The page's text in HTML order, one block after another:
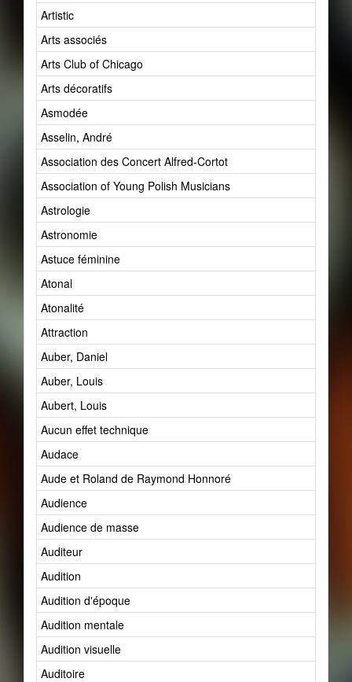
Artistic
Arts associés
Arts Club of Chicago
Arts décoratifs
Asmodée
Asselin, André
Association des Concert Alfred-Cortot
Association of Young Polish Musicians
Astrologie
Astronomie
Astuce féminine
Atonal
Atonalité
Attraction
Auber, Daniel
Auber, Louis
Aubert, Louis
Aucun effet technique
Audace
Aude et Roland de Raymond Honnoré
Audience
Audience de masse
Auditeur
Audition
Audition d'époque
Audition mentale
Audition visuelle
Auditoire